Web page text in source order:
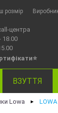
розмір
центра
18.00
ВЗУТТЯ
Lowa ►